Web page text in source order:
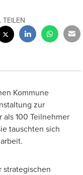
TEILEN
Kommune
zur
100 Teilnehmer
tauschten sich
strategischen